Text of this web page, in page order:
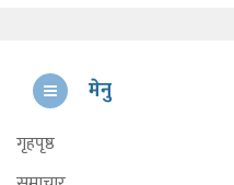
मेनु
गृहपृष्ठ